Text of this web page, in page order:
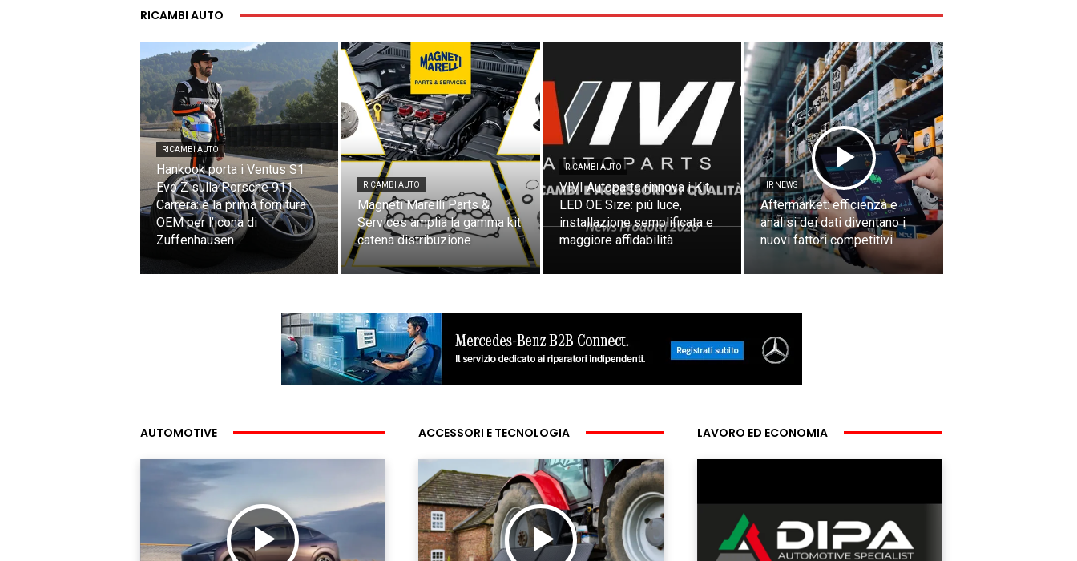
Ricordami
Accedi
RICAMBI AUTO
RICAMBI AUTO
Hankook porta i Ventus S1
Evo Z sulla Porsche 911
Carrera: è la prima fornitura
OEM per l’icona di
Zuffenhausen
RICAMBI AUTO
Magneti Marelli Parts &
Services amplia la gamma kit
catena distribuzione
RICAMBI AUTO
VIVI Autoparts rinnova i Kit
LED OE Size: più luce,
installazione semplificata e
maggiore affidabilità
IR NEWS
Aftermarket: efficienza e
analisi dei dati diventano i
nuovi fattori competitivi
AUTOMOTIVE ACCESSORI E TECNOLOGIA LAVORO ED ECONOMIA